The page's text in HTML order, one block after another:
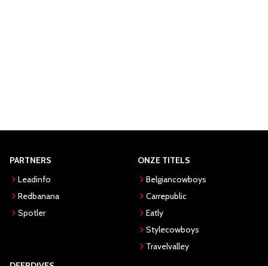
PARTNERS
Leadinfo
Redbanana
Spotler
ONZE TITELS
Belgiancowboys
Carrepublic
Eatly
Stylecowboys
Travelvalley